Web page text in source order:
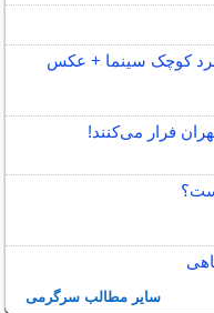
مرد کوچک سینما + عکس
فرار می‌کنند!
سایر مطالب سرگرمی